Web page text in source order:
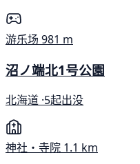
游乐场 981 m
沼ノ端北1号公園
北海道 ·5起出没
神社・寺院 1.1 km